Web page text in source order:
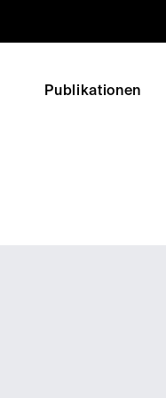
Publikationen